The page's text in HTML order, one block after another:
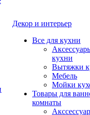
Декор и интерьер
Все для кухни
кухни
Вытяжки
Мебель
Мойки
Товары для
комнаты